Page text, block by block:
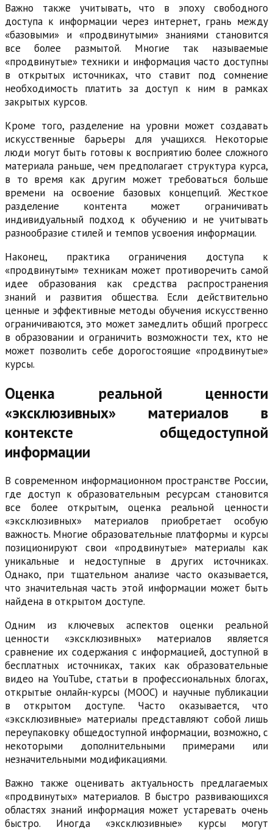
Важно также учитывать, что в эпоху свободного
доступа к информации через интернет, грань между
«базовыми» и «продвинутыми» знаниями становится
все более размытой. Многие так называемые
«продвинутые» техники и информация часто доступны
в открытых источниках, что ставит под сомнение
необходимость платить за доступ к ним в рамках
закрытых курсов.
Кроме того, разделение на уровни может создавать
искусственные барьеры для учащихся. Некоторые
люди могут быть готовы к восприятию более сложного
материала раньше, чем предполагает структура курса,
в то время как другим может требоваться больше
времени на освоение базовых концепций. Жесткое
разделение контента может ограничивать
индивидуальный подход к обучению и не учитывать
разнообразие стилей и темпов усвоения информации.
Наконец, практика ограничения доступа к
«продвинутым» техникам может противоречить самой
идее образования как средства распространения
знаний и развития общества. Если действительно
ценные и эффективные методы обучения искусственно
ограничиваются, это может замедлить общий прогресс
в образовании и ограничить возможности тех, кто не
может позволить себе дорогостоящие «продвинутые»
курсы.
Оценка реальной ценности
«эксклюзивных» материалов в
контексте общедоступной
информации
В современном информационном пространстве России,
где доступ к образовательным ресурсам становится
все более открытым, оценка реальной ценности
«эксклюзивных» материалов приобретает особую
важность. Многие образовательные платформы и курсы
позиционируют свои «продвинутые» материалы как
уникальные и недоступные в других источниках.
Однако, при тщательном анализе часто оказывается,
что значительная часть этой информации может быть
найдена в открытом доступе.
Одним из ключевых аспектов оценки реальной
ценности «эксклюзивных» материалов является
сравнение их содержания с информацией, доступной в
бесплатных источниках, таких как образовательные
видео на YouTube, статьи в профессиональных блогах,
открытые онлайн-курсы (MOOC) и научные публикации
в открытом доступе. Часто оказывается, что
«эксклюзивные» материалы представляют собой лишь
переупаковку общедоступной информации, возможно, с
некоторыми дополнительными примерами или
незначительными модификациями.
Важно также оценивать актуальность предлагаемых
«продвинутых» материалов. В быстро развивающихся
областях знаний информация может устаревать очень
быстро. Иногда «эксклюзивные» курсы могут